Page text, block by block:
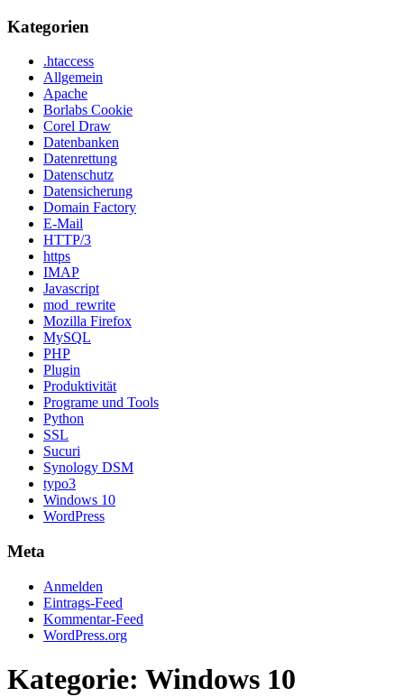
Kategorien
.htaccess
Allgemein
Apache
Borlabs Cookie
Corel Draw
Datenbanken
Datenrettung
Datenschutz
Datensicherung
Domain Factory
E-Mail
HTTP/3
https
IMAP
Javascript
mod_rewrite
Mozilla Firefox
MySQL
PHP
Plugin
Produktivität
Programe und Tools
Python
SSL
Sucuri
Synology DSM
typo3
Windows 10
WordPress
Meta
Anmelden
Eintrags-Feed
Kommentar-Feed
WordPress.org
Kategorie: Windows 10